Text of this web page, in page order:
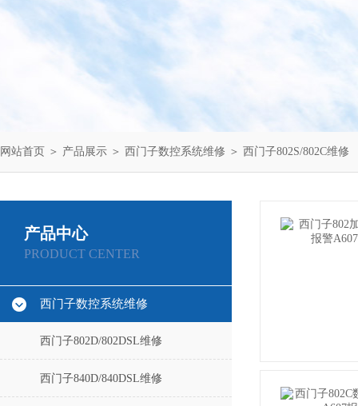
网站首页 ＞ 产品展示 ＞ 西门子数控系统维修 ＞ 西门子802S/802C维修
产品中心
PRODUCT CENTER
西门子数控系统维修
西门子802D/802DSL维修
西门子840D/840DSL维修